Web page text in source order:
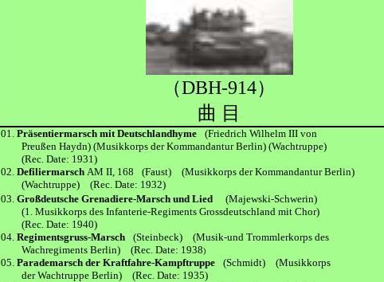
（DBH-914）
曲 目
01.Präsentiermarsch mit Deutschlandhyme
(Friedrich Wilhelm III von
Preußen Haydn) (Musikkorps der Kommandantur Berlin) (Wachtruppe)
(Rec. Date: 1931)
02.DefiliermarschAM II, 168
(Faust) (Musikkorps der Kommandantur Berlin)
(Wachtruppe) (Rec. Date: 1932)
03. Großdeutsche Grenadiere-Marsch und Lied
(Majewski-Schwerin)
(1. Musikkorps des Infanterie-Regiments Grossdeutschland mit Chor)
(Rec. Date: 1940)
04.Regimentsgruss-Marsch
(Steinbeck) (Musik-und Trommlerkorps des
Wachregiments Berlin) (Rec. Date: 1938)
05.Parademarsch der Kraftfahre-Kampftruppe
(Schmidt) (Musikkorps
der Wachtruppe Berlin) (Rec. Date: 1935)